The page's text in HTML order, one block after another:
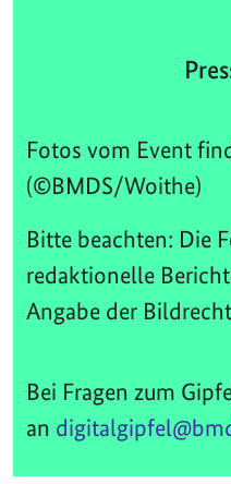
Fotos vom Event
(©BMDS/Woithe)
Bitte beachten: Die
redaktionelle
Angabe der
Bei Fragen zum
an